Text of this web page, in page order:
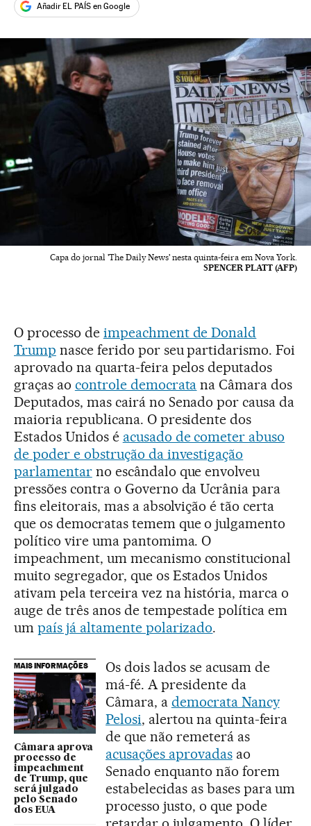
Añadir EL PAÍS en Google
Capa do jornal 'The Daily News' nesta quinta-feira em Nova York.
SPENCER PLATT (AFP)
O processo de impeachment de Donald
Trump nasce ferido por seu partidarismo. Foi
aprovado na quarta-feira pelos deputados
graças ao controle democrata na Câmara dos
Deputados, mas cairá no Senado por causa da
maioria republicana. O presidente dos
Estados Unidos é acusado de cometer abuso
de poder e obstrução da investigação
parlamentarno escândalo que envolveu
pressões contra o Governo da Ucrânia para
fins eleitorais, mas a absolvição é tão certa
que os democratas temem que o julgamento
político vire uma pantomima. O
impeachment, um mecanismo constitucional
muito segregador, que os Estados Unidos
ativam pela terceira vez na história, marca o
auge de três anos de tempestade política em
um país já altamente polarizado.
MAIS INFORMAÇÕES
Câmara aprova
processo de
impeachment
de Trump, que
será julgado
pelo Senado
dos EUA
Os dois lados se acusam de
má-fé. A presidente da
Câmara, a democrata Nancy
Pelosi, alertou na quinta-feira
de que não remeterá as
acusações aprovadasao
Senado enquanto não forem
estabelecidas as bases para um
processo justo, o que pode